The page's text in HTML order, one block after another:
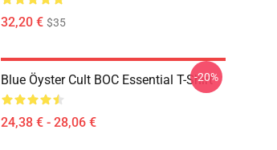
32,20 € $35
Blue Öyster Cult BOC Essential T-Shirt
24,38 € - 28,06 €
-20%